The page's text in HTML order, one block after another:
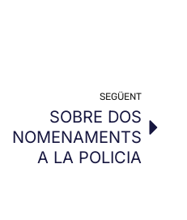
SEGÜENT
SOBRE DOS
NOMENAMENTS
A LA POLICIA